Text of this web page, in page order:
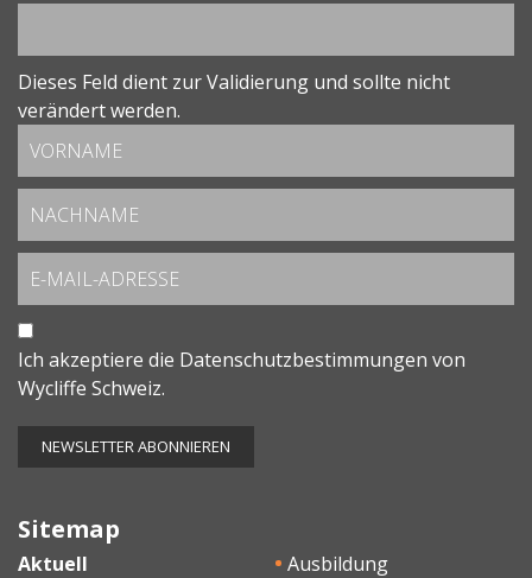
Dieses Feld dient zur Validierung und sollte nicht
verändert werden.
Ich akzeptiere die Datenschutzbestimmungen von
Wycliffe Schweiz.
Sitemap
Aktuell
Ausbildung